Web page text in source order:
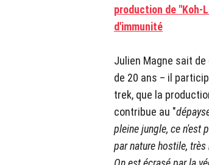
production de "Koh-
d'immunité
Julien Magne sait
de 20 ans – il
trek, que la
contribue au "
pleine jungle, ce n'est
par nature hostile,